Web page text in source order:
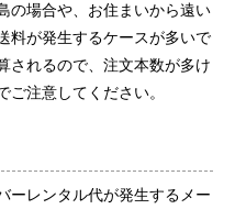
の場合や、お住まいから遠い
料が発生するケースが多いで
されるので、注文本数が多け
注意してください。
ーレンタル代が発生するメー